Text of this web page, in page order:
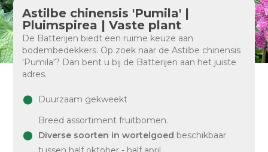
Astilbe chinensis 'Pumila' |
Pluimspirea | Vaste plant
De Batterijen biedt een ruime keuze aan
bodembedekkers. Op zoek naar de Astilbe chinensis
'Pumila'? Dan bent u bij de Batterijen aan het juiste
adres.
Duurzaam gekweekt
Breed assortiment fruitbomen.
Diverse soorten in wortelgoed beschikbaar